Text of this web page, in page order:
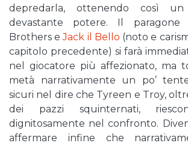
depredarla, ottenendo così
devastante potere. Il
Brothers eJack il Bello (noto e
capitolo precedente) si farà
nel giocatore più affezionato, ma
metà narrativamente un po’
sicuri nel dire che Tyreen e Troy,
dei pazzi squinternati,
dignitosamente nel confronto.
affermare infine che